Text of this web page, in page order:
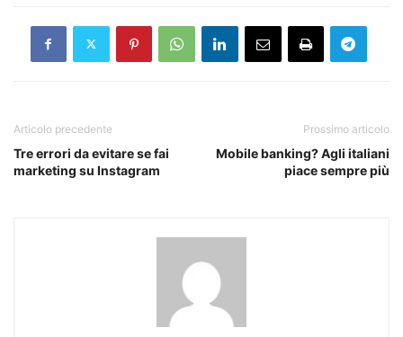
Articolo precedente
Tre errori da evitare se fai
marketing su Instagram
Prossimo articolo
Mobile banking? Agli italiani
piace sempre più